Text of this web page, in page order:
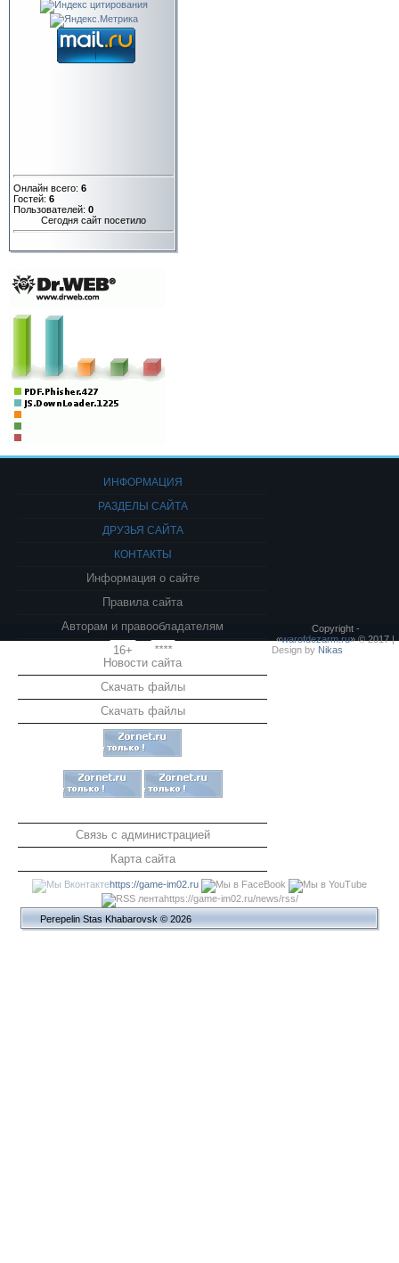
Онлайн всего: 6
Гостей: 6
Пользователей: 0
Сегодня сайт посетило
ИНФОРМАЦИЯ
РАЗДЕЛЫ САЙТА
ДРУЗЬЯ САЙТА
КОНТАКТЫ
Информация о сайте
Правила сайта
Авторам и правообладателям
16+
****
Новости сайта
Скачать файлы
Скачать файлы
Связь с администрацией
Карта сайта
Copyright -
«warofdezarm.ru» © 2017 |
Design by Nikas
https://game-im02.ru
https://game-im02.ru/news/rss/
Perepelin Stas Khabarovsk © 2026